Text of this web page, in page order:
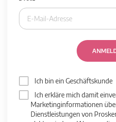
Ich bin ein Geschäftskunde
Ich erkläre mich damit
Marketinginformationen
Dienstleistungen von